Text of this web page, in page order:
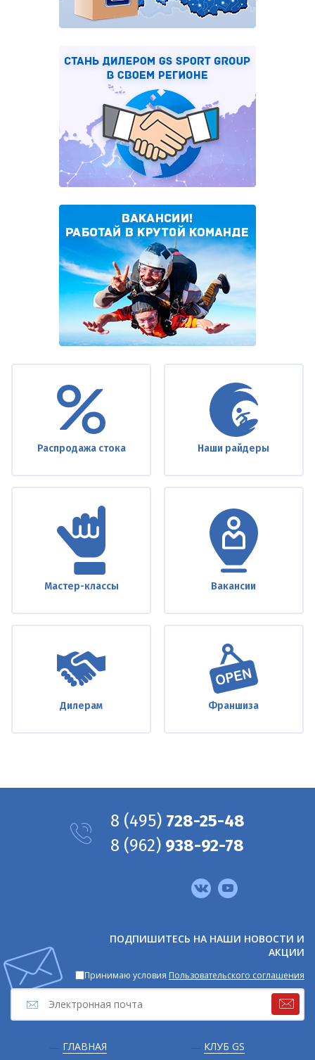
Распродажа стока Наши райдеры
Мастер-классы Вакансии
Дилерам Франшиза
Подвал
ГЛАВНАЯ КЛУБ GS
ПОДПИШИТЕСЬ НА НАШИ НОВОСТИ И
АКЦИИ
Принимаю условия Пользовательского соглашения
8 (495) 728-25-48
8 (962) 938-92-78